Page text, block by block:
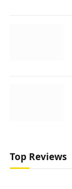
Top Reviews